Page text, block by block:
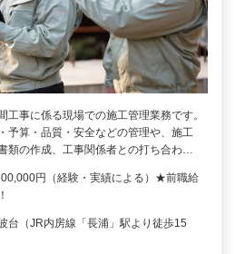
工事に係る現場での施工管理業務です。
予算・品質・安全などの管理や、施工
類の作成、工事関係者との打ち合わ…
円（経験・実績による）★前職給
台（JR内房線「長浦」駅より徒歩15